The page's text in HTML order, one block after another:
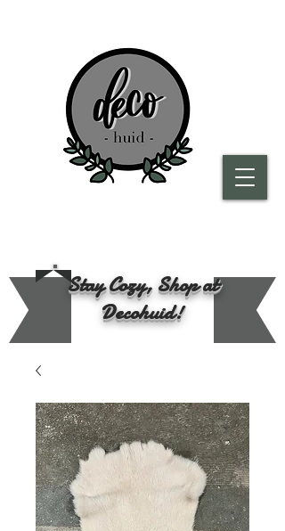
Stay Cozy, Shop at
Decohuid!